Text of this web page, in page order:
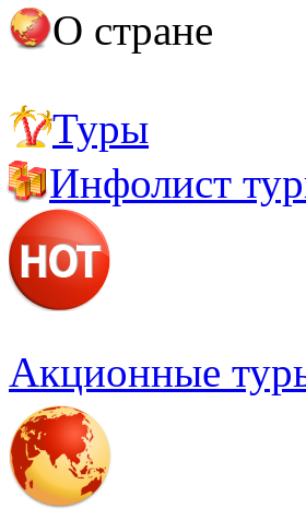
О стране
Полезные адреса и телефоны
Туры
Инфолист
Акционные